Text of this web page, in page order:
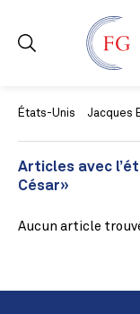
États-Unis Jacques
Articles avec
César»
Aucun article